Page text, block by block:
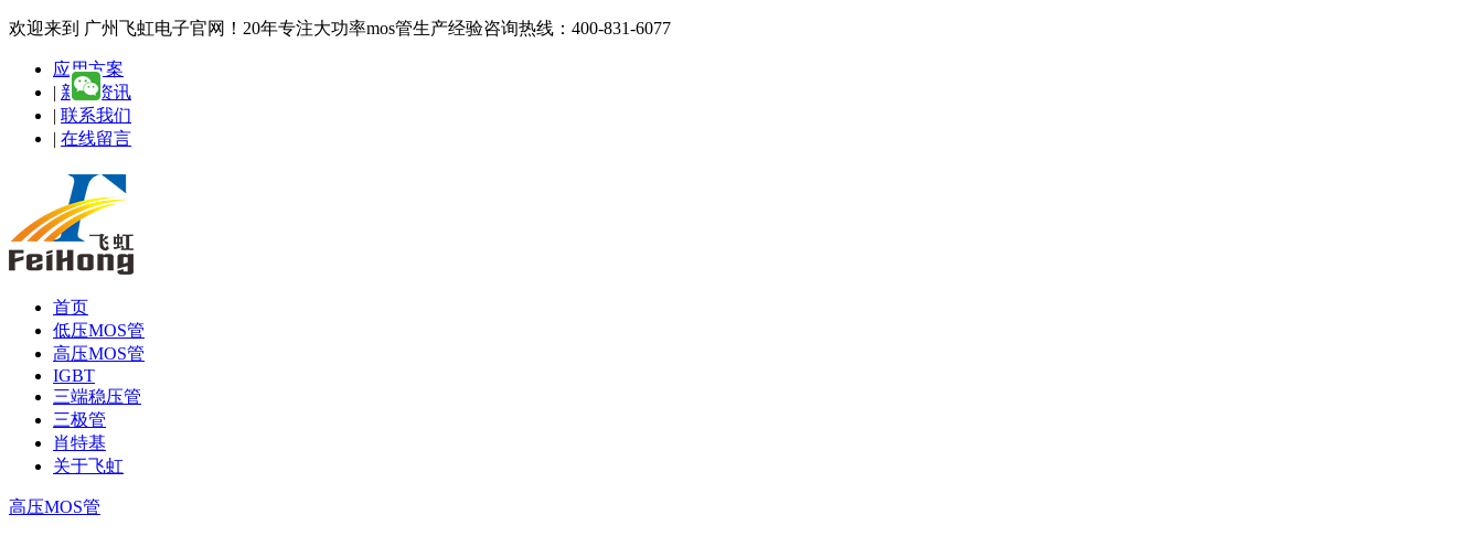
欢迎来到 广州飞虹电子官网！20年专注大功率mos管生产经验咨询热线：400-831-6077
应用方案
| 新闻资讯
| 联系我们
| 在线留言
首页
低压MOS管
高压MOS管
IGBT
三端稳压管
三极管
肖特基
关于飞虹
高压MOS管